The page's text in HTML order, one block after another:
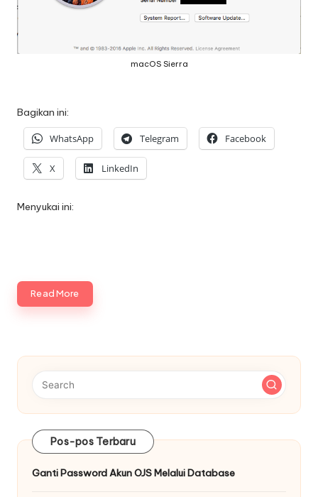
macOS Sierra
Bagikan ini:
WhatsApp Telegram Facebook
X LinkedIn
Menyukai ini:
Read More
Pos-pos Terbaru
Ganti Password Akun OJS Melalui Database